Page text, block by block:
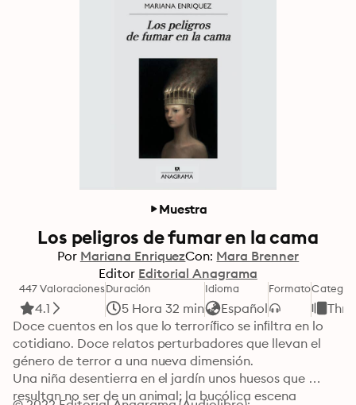
Muestra
Los peligros de fumar en la cama
Por Mariana EnriquezCon: Mara Brenner
Editor Editorial Anagrama
447 Valoraciones
4.1
Duración
5 Hora 32 min
Idioma
Español
Formato
Doce cuentos en los que lo terroríﬁco se inﬁltra en lo
cotidiano. Doce relatos perturbadores que llevan el
género de terror a una nueva dimensión.
Una niña desentierra en el jardín unos huesos que
resultan no ser de un animal; la bucólica escena